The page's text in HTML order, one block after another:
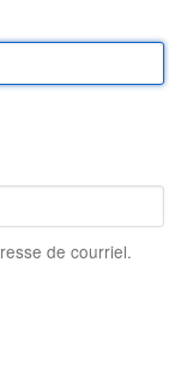
de courriel.